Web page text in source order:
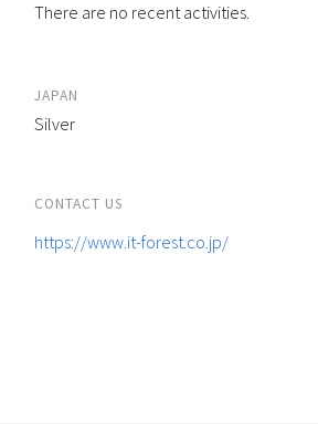
There are no recent activities.
JAPAN
Silver
CONTACT US
https://www.it-forest.co.jp/